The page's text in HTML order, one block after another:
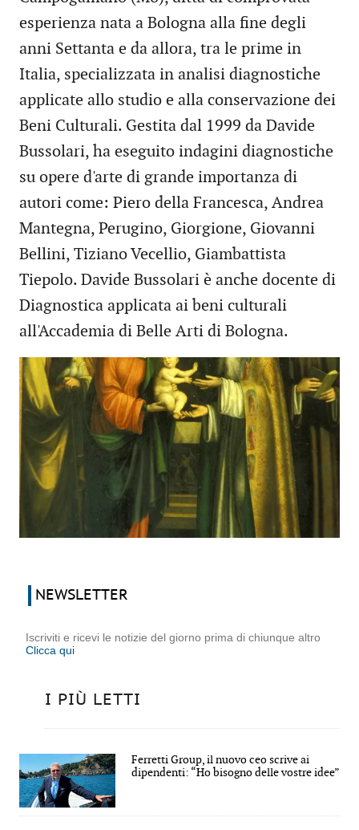
esperienza nata a Bologna alla fine degli
anni Settanta e da allora, tra le prime in
Italia, specializzata in analisi diagnostiche
applicate allo studio e alla conservazione dei
Beni Culturali. Gestita dal 1999 da Davide
Bussolari, ha eseguito indagini diagnostiche
su opere d'arte di grande importanza di
autori come: Piero della Francesca, Andrea
Mantegna, Perugino, Giorgione, Giovanni
Bellini, Tiziano Vecellio, Giambattista
Tiepolo. Davide Bussolari è anche docente di
Diagnostica applicata ai beni culturali
all'Accademia di Belle Arti di Bologna.
NEWSLETTER
Iscriviti e ricevi le notizie del giorno prima di chiunque altro
Clicca qui
I PIÙ LETTI
Ferretti Group, il nuovo ceo scrive ai
dipendenti: “Ho bisogno delle vostre idee”